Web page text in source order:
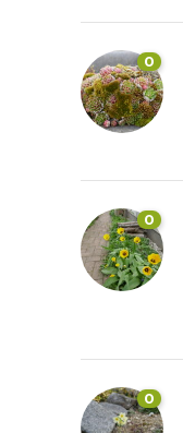
0
0
0